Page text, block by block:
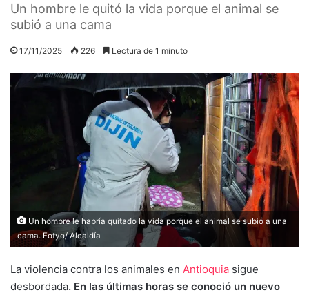
Un hombre le quitó la vida porque el animal se
subió a una cama
17/11/2025 226 Lectura de 1 minuto
Un hombre le habría quitado la vida porque el animal se subió a una
cama. Fotyo/ Alcaldía
La violencia contra los animales en Antioquia sigue
desbordada. En las últimas horas se conoció un nuevo